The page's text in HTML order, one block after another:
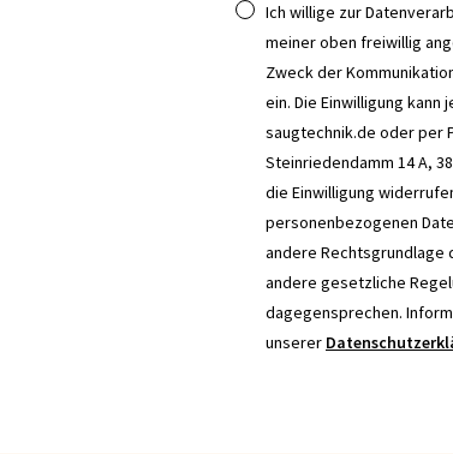
Ich willige zur
meiner oben freiwillig
Zweck der
ein. Die Einwilligung
saugtechnik.de oder per
Steinriedendamm 14 A,
die Einwilligung
personenbezogenen
andere
andere gesetzliche
dagegensprechen.
unserer